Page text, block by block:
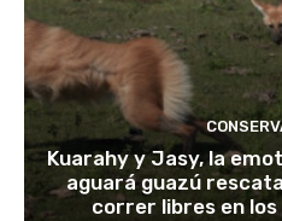
Kuarahy y Jasy, la
aguará guazú
correr libres en